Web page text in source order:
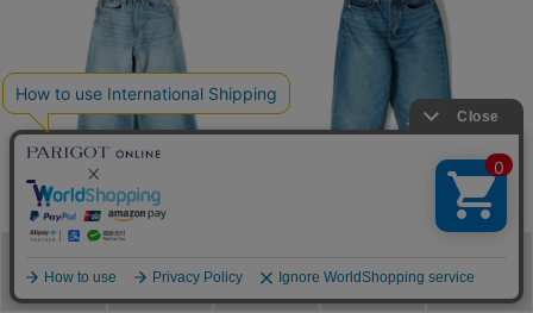
ブランド 閲覧履歴
SOLD OUT
DENHAM
SOLD OUT
DENHAM